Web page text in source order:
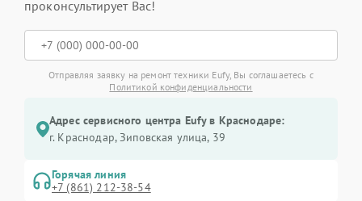
проконсультирует Вас!
Отправляя заявку на ремонт техники Eufy, Вы соглашаетесь с
Политикой конфиденциальности
Адрес сервисного центра Eufy в Краснодаре:
г. Краснодар, Зиповская улица, 39
Горячая линия
+7 (861) 212-38-54